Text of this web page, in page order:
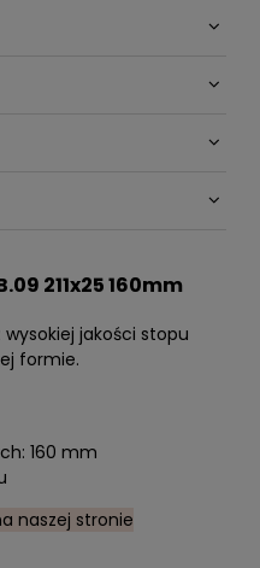
211x25 160mm
jakości stopu
formie.
160 mm
naszej stronie